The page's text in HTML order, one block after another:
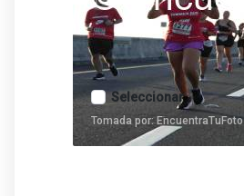
Seleccionar
Tomada por: EncuentraTuFoto